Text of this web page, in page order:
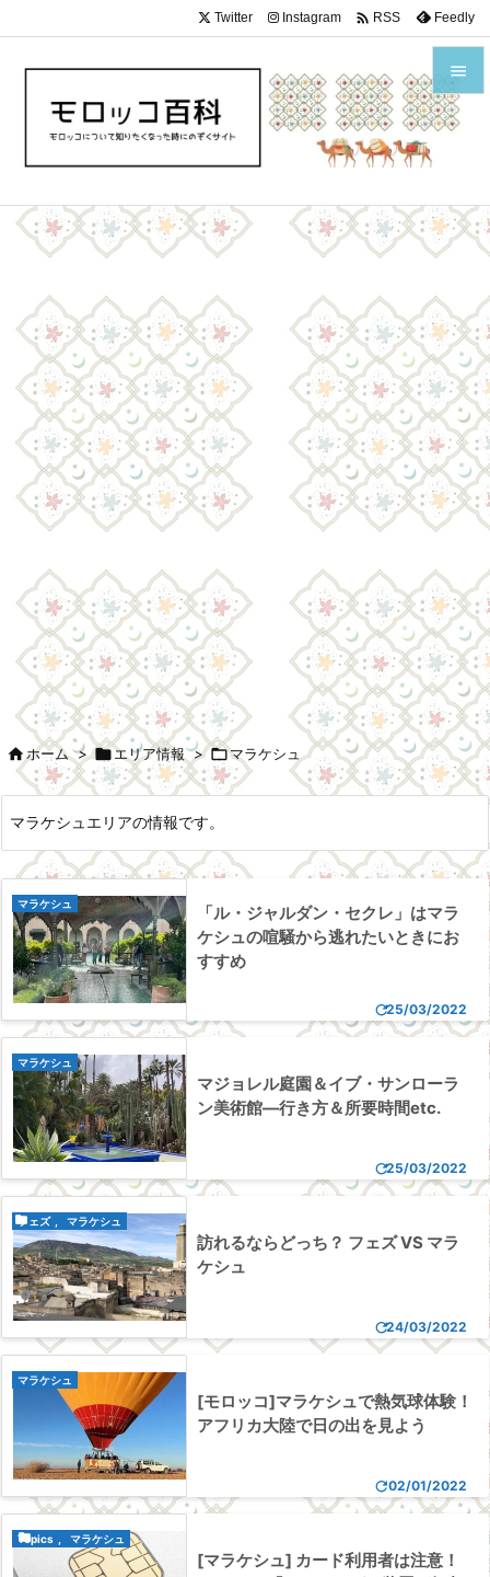



前へ
次へ

検索
Twitter Instagram  RSS Feedly
ホーム > エリア情報 > マラケシュ
マラケシュエリアの情報です。
25/03/2022
マラケシュ
「ル・ジャルダン・セクレ」はマラ
ケシュの喧騒から逃れたいときにお
すすめ
25/03/2022
マラケシュ
マジョレル庭園＆イブ・サンローラ
ン美術館―行き方＆所要時間etc.
24/03/2022

フェズ マラケシュ
訪れるならどっち？ フェズ VS マラ
ケシュ
02/01/2022
マラケシュ
[モロッコ]マラケシュで熱気球体験！
アフリカ大陸で日の出を見よう

Topics マラケシュ
[マラケシュ] カード利用者は注意！